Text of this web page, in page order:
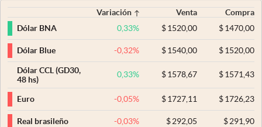
Variación Venta
Compra
Dólar BNA
0,33% $ 1520,00 $1470,00
Dólar Blue -0,32% $ 1540,00 $1520,00
Dólar CCL (GD30,
48 hs)
0,33% $ 1578,67 $1571,43
Euro -0,05% $ 1727,11 $1726,23
Real brasileño -0,03% $ 292,05 $291,90